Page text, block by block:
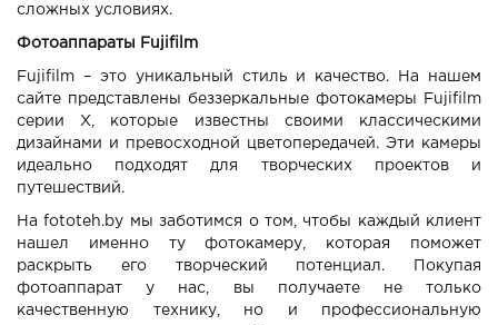
сложных условиях.
Фотоаппараты Fujifilm
Fujifilm – это уникальный стиль и качество. На нашем
сайте представлены беззеркальные фотокамеры Fujifilm
серии X, которые известны своими классическими
дизайнами и превосходной цветопередачей. Эти камеры
идеально подходят для творческих проектов и
путешествий.
На fototeh.by мы заботимся о том, чтобы каждый клиент
нашел именно ту фотокамеру, которая поможет
раскрыть его творческий потенциал. Покупая
фотоаппарат у нас, вы получаете не только
качественную технику, но и профессиональную